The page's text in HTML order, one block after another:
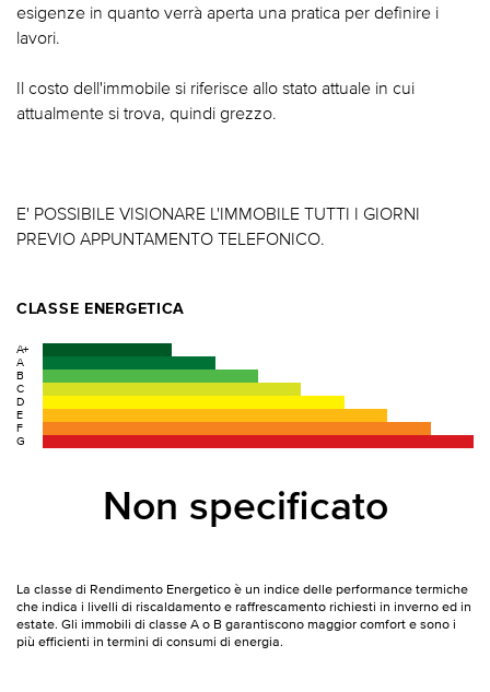
esigenze in quanto verrà aperta una pratica per definire i
lavori.
Il costo dell'immobile si riferisce allo stato attuale in cui
attualmente si trova, quindi grezzo.
E' POSSIBILE VISIONARE L'IMMOBILE TUTTI I GIORNI
PREVIO APPUNTAMENTO TELEFONICO.
CLASSE ENERGETICA
A+
A
B
C
D
E
F
G
Non specificato
La classe di Rendimento Energetico è un indice delle performance termiche
che indica i livelli di riscaldamento e raffrescamento richiesti in inverno ed in
estate. Gli immobili di classe A o B garantiscono maggior comfort e sono i
più efficienti in termini di consumi di energia.